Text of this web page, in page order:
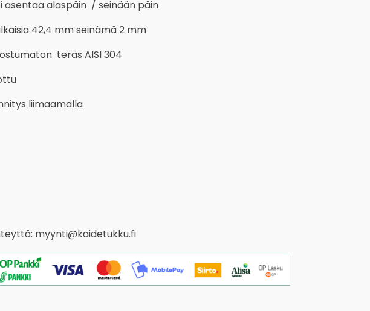
asentaa alaspäin / seinään päin
42,4 mm seinämä 2 mm
teräs AISI 304
liimaamalla
myynti@kaidetukku.fi